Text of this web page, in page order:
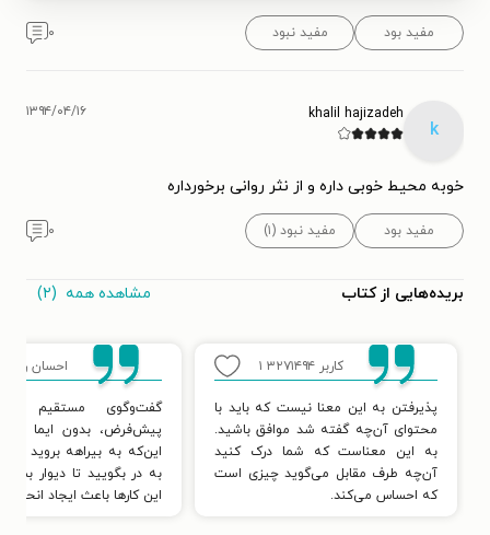
مفید بود مفید نبود ۰
k
khalil hajizadeh ۱۳۹۴/۰۴/۱۶
خوبه محیط خوبی داره و از نثر روانی برخورداره
مفید بود مفید نبود (۱) ۰
بریده‌هایی از کتاب مشاهده همه (۲)
کاربر ۳۲۷۱۴۹۴ ۱
پذیرفتن به این معنا نیست که باید با
محتوای آن‌چه گفته شد موافق باشید.
به این معناست که شما درک کنید
آن‌چه طرف مقابل می‌گوید چیزی است
که احساس می‌کند.
احسان
گفت‌وگوی مستقیم
پیش‌فرض، بدون ایما و
این‌که به بیراهه بروید و
به در بگویید تا دیوار
این كارها باعث ایجاد